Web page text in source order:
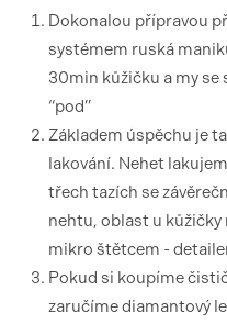
Dokonalou přípravou
systémem ruská
30min kůžičku a my se
“pod”
Základem úspěchu je
lakování. Nehet
třech tazích se
nehtu, oblast u
mikro štětcem -
Pokud si koupíme
zaručíme diamantový